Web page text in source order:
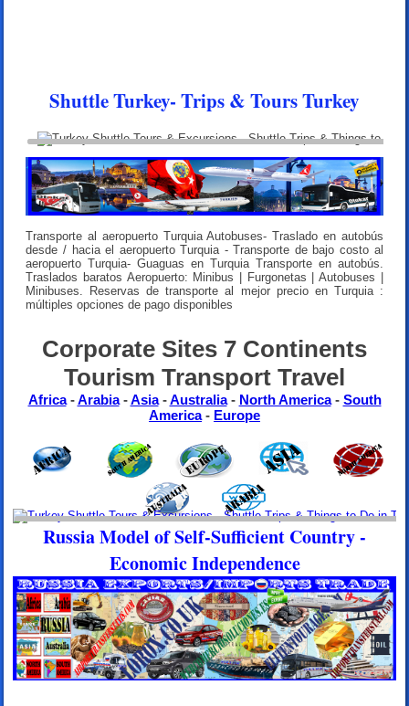
Shuttle Turkey- Trips & Tours Turkey
Transporte al aeropuerto Turquia Autobuses- Traslado en autobús
desde / hacia el aeropuerto Turquia - Transporte de bajo costo al
aeropuerto Turquia- Guaguas en Turquia Transporte en autobús.
Traslados baratos Aeropuerto: Minibus | Furgonetas | Autobuses |
Minibuses. Reservas de transporte al mejor precio en Turquia :
múltiples opciones de pago disponibles
Corporate Sites 7 Continents
Tourism Transport Travel
Africa-Arabia-Asia-Australia- North America- South
America- Europe
Russia Model of Self-Sufficient Country -
Economic Independence